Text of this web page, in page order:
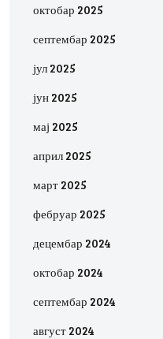
октобар 2025
септембар 2025
јул 2025
јун 2025
мај 2025
април 2025
март 2025
фебруар 2025
децембар 2024
октобар 2024
септембар 2024
август 2024